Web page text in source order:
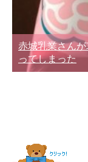
赤城乳業さん
ってしまった